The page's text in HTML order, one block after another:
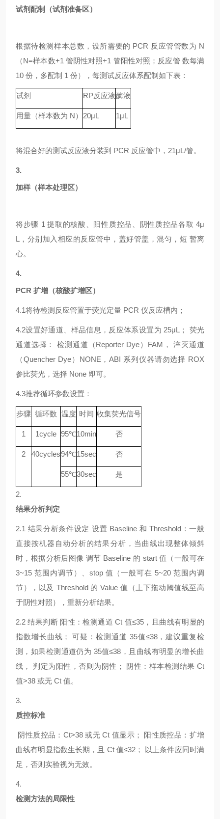
试剂配制（试剂准备区）
根据待检测样本总数，设所需要的 PCR 反应管管数为 N
（N=样本数+1 管阴性对照+1 管阳性对照；反应管 数每满
10 份，多配制 1 份），每测试反应体系配制如下表：
试剂 RP反应液酶液
用量（样本数为 N） 20μL 1μL
将混合好的测试反应液分装到 PCR 反应管中，21μL/管。
3.
加样（样本处理区）
将步骤 1 提取的核酸、阳性质控品、阴性质控品各取 4μ
L，分别加入相应的反应管中，盖好管盖，混匀，短 暂离
心。
4.
PCR 扩增（核酸扩增区）
4.1将待检测反应管置于荧光定量 PCR 仪反应槽内；
4.2设置好通道、样品信息，反应体系设置为 25μL； 荧光
通道选择： 检测通道（Reporter Dye）FAM， 淬灭通道
（Quencher Dye）NONE，ABI 系列仪器请勿选择 ROX
参比荧光，选择 None 即可。
4.3推荐循环参数设置：
步骤 循环数 温度 时间 收集荧光信号
1 1cycle 95℃10min 否
2 40cycles94℃15sec 否
55℃30sec 是
2.
结果分析判定
2.1 结果分析条件设定 设置 Baseline 和 Threshold：一般
直接按机器自动分析的结果分析，当曲线出现整体倾斜
时，根据分析后图像 调节 Baseline 的 start 值（一般可在
3~15 范围内调节）、stop 值（一般可在 5~20 范围内调
节），以及 Threshold 的 Value 值（上下拖动阈值线至高
于阴性对照），重新分析结果。
2.2结果判断 阳性：检测通道 Ct 值≤35，且曲线有明显的
指数增长曲线； 可疑：检测通道 35值≤38，建议重复检
测，如果检测通道仍为 35值≤38，且曲线有明显的增长曲
线， 判定为阳性，否则为阴性； 阴性：样本检测结果 Ct
值>38 或无 Ct 值。
3.
质控标准
阴性质控品： Ct>38 或无 Ct 值显示； 阳性质控品：扩增
曲线有明显指数生长期，且 Ct 值≤32； 以上条件应同时满
足，否则实验视为无效。
4.
检测方法的局限性